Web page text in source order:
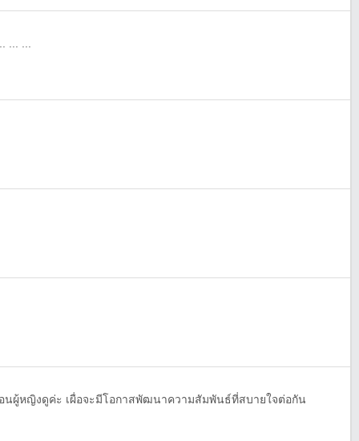
อนผู้หญิงดูค่ะ เผื่อจะมีโอกาสพัฒนาความสัมพันธ์ที่สบายใจต่อกัน